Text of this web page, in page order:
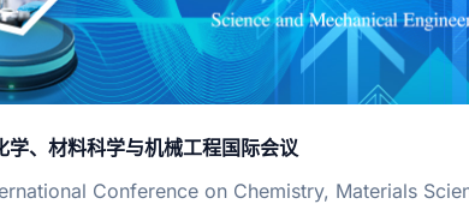
、材料科学与机械工程国际会议
Conference on Chemistry, Materials